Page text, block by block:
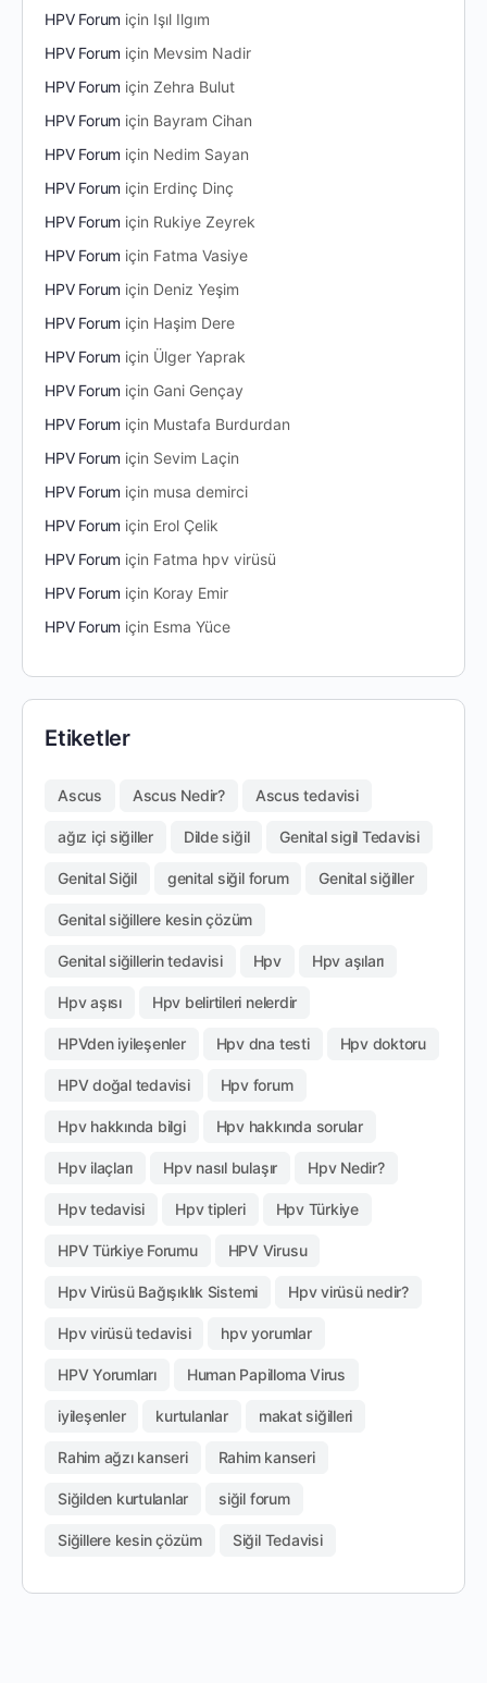
HPV Forum için Işıl Ilgım
HPV Forum için Mevsim Nadir
HPV Forum içinZehra Bulut
HPV Forum için Bayram Cihan
HPV Forum için Nedim Sayan
HPV Forum için Erdinç Dinç
HPV Forum için Rukiye Zeyrek
HPV Forum için Fatma Vasiye
HPV Forum için Deniz Yeşim
HPV Forum için Haşim Dere
HPV Forum için Ülger Yaprak
HPV Forum için Gani Gençay
HPV Forum için Mustafa Burdurdan
HPV Forum için Sevim Laçin
HPV Forum için musa demirci
HPV Forum için Erol Çelik
HPV Forum için Fatma hpv virüsü
HPV Forum için Koray Emir
HPV Forum için Esma Yüce
Etiketler
Ascus Ascus Nedir? Ascus tedavisi
ağız içi siğiller Dilde siğil Genital sigil Tedavisi
Genital Siğil genital siğil forum Genital siğiller
Genital siğillere kesin çözüm
Genital siğillerin tedavisi Hpv Hpv aşıları
Hpv aşısı Hpv belirtileri nelerdir
HPVden iyileşenler Hpv dna testi Hpv doktoru
HPV doğal tedavisi Hpv forum
Hpv hakkında bilgi Hpv hakkında sorular
Hpv ilaçları Hpv nasıl bulaşır Hpv Nedir?
Hpv tedavisi Hpv tipleri Hpv Türkiye
HPV Türkiye Forumu HPV Virusu
Hpv Virüsü Bağışıklık Sistemi Hpv virüsü nedir?
Hpv virüsü tedavisi hpv yorumlar
HPV Yorumları Human Papilloma Virus
iyileşenler kurtulanlar makat siğilleri
Rahim ağzı kanseri Rahim kanseri
Siğilden kurtulanlar siğil forum
Siğillere kesin çözüm Siğil Tedavisi